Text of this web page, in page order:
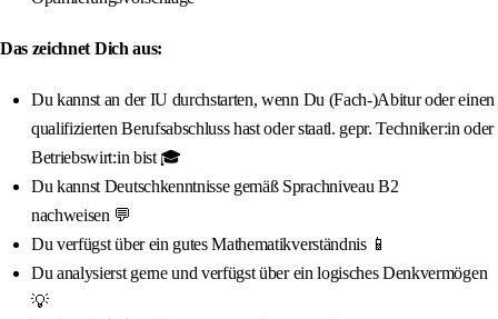
Das zeichnet Dich aus:
Du kannst an der IU durchstarten, wenn Du (Fach-)Abitur oder einen
qualifizierten Berufsabschluss hast oder staatl. gepr. Techniker:in oder
Betriebswirt:in bist 🎓
Du kannst Deutschkenntnisse gemäß Sprachniveau B2
nachweisen 💬
Du verfügst über ein gutes Mathematikverständnis 📱
Du analysierst gerne und verfügst über ein logisches Denkvermögen
💡